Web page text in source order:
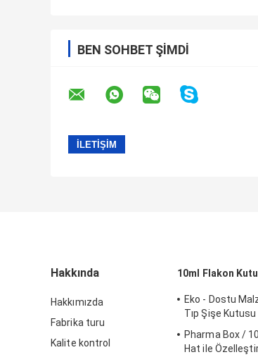
BEN SOHBET ŞIMDI
Hakkında
Hakkımızda
Fabrika turu
Kalite kontrol
10ml Flakon
Eko - Dostu
Tıp Şişe
Pharma Box /
Hat ile